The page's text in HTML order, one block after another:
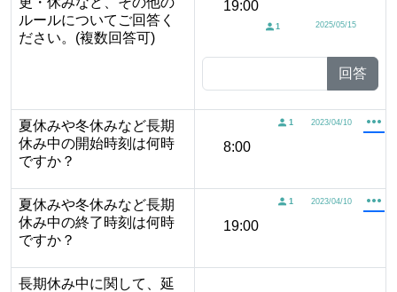
ルールについてご回答く
ださい。(複数回答可)
19:00
1 2025/05/15
回答
夏休みや冬休みなど長期
休み中の開始時刻は何時
ですか？
1 2023/04/10
8:00
夏休みや冬休みなど長期
休み中の終了時刻は何時
ですか？
1 2023/04/10
19:00
長期休み中に関して、延